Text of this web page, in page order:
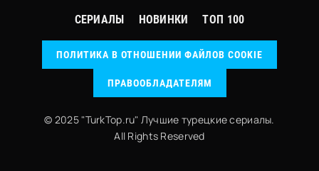
СЕРИАЛЫ НОВИНКИ ТОП 100
ПОЛИТИКА В ОТНОШЕНИИ ФАЙЛОВ COOKIE
ПРАВООБЛАДАТЕЛЯМ
© 2025 "TurkTop.ru" Лучшие турецкие сериалы.
All Rights Reserved